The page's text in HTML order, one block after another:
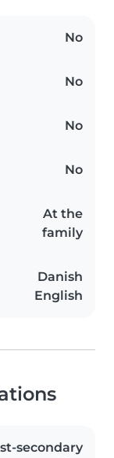
No
No
No
No
At the
family
Danish
English
secondary